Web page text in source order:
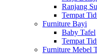
Ranjang
Tempat
Furniture Bayi
Baby Tafel
Tempat
Furniture Mebel